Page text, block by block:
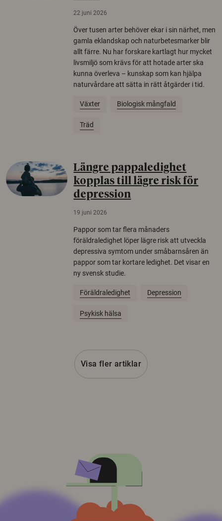
22 juni 2026
Över tusen arter behöver ekar i sin närhet, men
gamla eklandskap och naturbetesmarker blir
allt färre. Nu har forskare kartlagt hur mycket
livsmiljö som krävs för att hotade arter ska
kunna överleva – kunskap som kan hjälpa
naturvårdare att sätta in rätt åtgärder i tid.
Växter Biologisk mångfald
Träd
Längre pappaledighet
kopplas till lägre risk för
depression
19 juni 2026
Pappor som tar flera månaders
föräldraledighet löper lägre risk att utveckla
depressiva symtom under småbarnsåren än
pappor som tar kortare ledighet. Det visar en
ny svensk studie.
Föräldraledighet Depression
Psykisk hälsa
Visa fler artiklar